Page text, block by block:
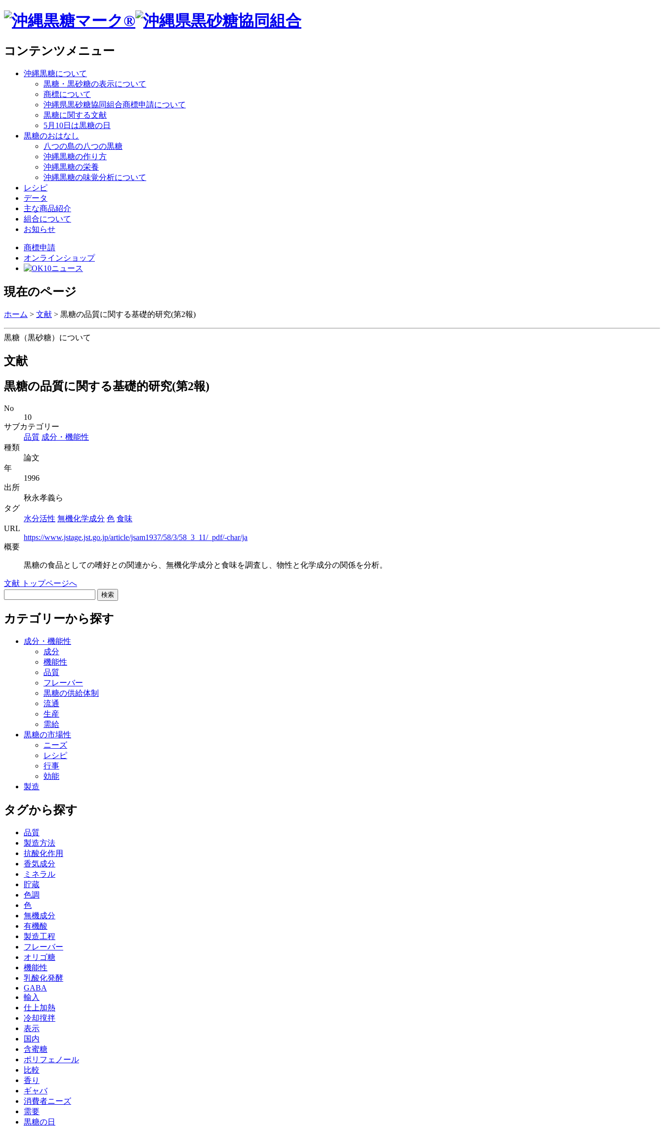
コンテンツメニュー
沖縄黒糖について
黒糖・黒砂糖の表示について
商標について
沖縄県黒砂糖協同組合商標申請について
黒糖に関する文献
5月10日は黒糖の日
黒糖のおはなし
八つの島の八つの黒糖
沖縄黒糖の作り方
沖縄黒糖の栄養
沖縄黒糖の味覚分析について
レシピ
データ
主な商品紹介
組合について
お知らせ
商標申請
オンラインショップ
現在のページ
ホーム > 文献 > 黒糖の品質に関する基礎的研究(第2報)
黒糖（黒砂糖）について
文献
黒糖の品質に関する基礎的研究(第2報)
No
10
サブカテゴリー
品質 成分・機能性
種類
論文
年
1996
出所
秋永孝義ら
タグ
水分活性 無機化学成分 色 食味
URL
https://www.jstage.jst.go.jp/article/jsam1937/58/3/58_3_11/_pdf/-char/ja
概要
黒糖の食品としての嗜好との関連から、無機化学成分と食味を調査し、物性と化学成分の関係を分析。
文献 トップページへ
検索
カテゴリーから探す
成分・機能性
成分
機能性
品質
フレーバー
黒糖の供給体制
流通
生産
需給
黒糖の市場性
ニーズ
レシピ
行事
効能
製造
タグから探す
品質
製造方法
抗酸化作用
香気成分
ミネラル
貯蔵
色調
色
無機成分
有機酸
製造工程
フレーバー
オリゴ糖
機能性
乳酸化発酵
GABA
輸入
仕上加熱
冷却撹拌
表示
国内
含蜜糖
ポリフェノール
比較
香り
ギャバ
消費者ニーズ
需要
黒糖の日